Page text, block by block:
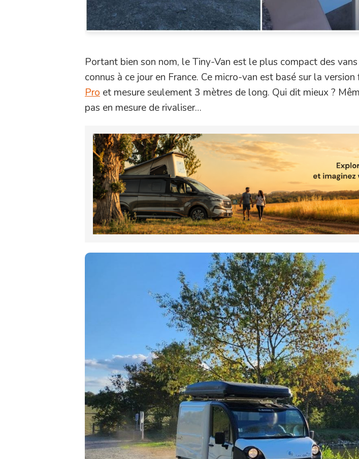
Portant bien son nom, le Tiny-Van est le plus compact des
connus à ce jour en France. Ce micro-van est basé sur la version
Pro et mesure seulement 3 mètres de long. Qui dit mieux ?
pas en mesure de rivaliser…